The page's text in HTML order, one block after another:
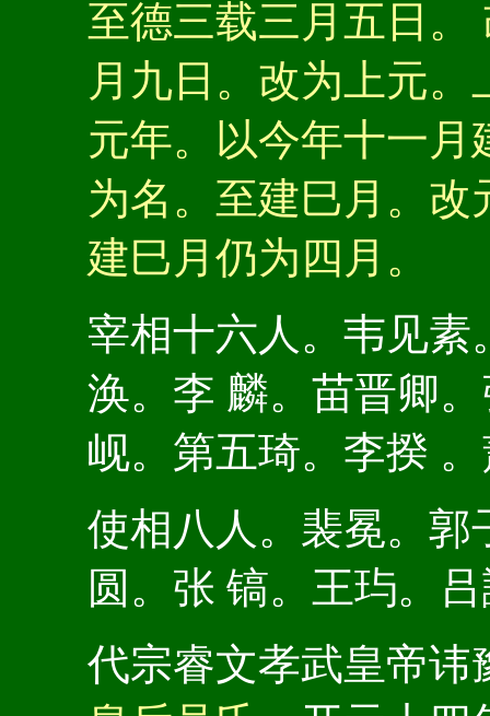
至德三载三月五日。
月九日。改为上元
元年。以今年十一
为名。至建巳月。
建巳月仍为四月。
宰相十六人。韦见素
涣。李 麟。苗晋卿
岘。第五琦。李揆
使相八人。裴冕。郭
圆。张 镐。王玙。
代宗睿文孝武皇帝讳